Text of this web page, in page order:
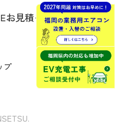
お見積もり
プ